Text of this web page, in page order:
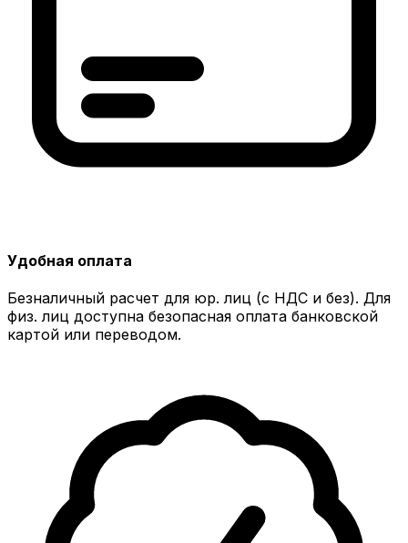
Удобная оплата
Безналичный расчет для юр. лиц (с НДС и без). Для
физ. лиц доступна безопасная оплата банковской
картой или переводом.